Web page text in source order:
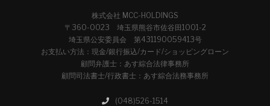
株式会社 MCC-HOLDINGS
〒360-0023 埼玉県熊谷市佐谷田1001-2
埼玉県公安委員会 第431190059413号
お支払い方法：現金/銀行振込/カード/ショッピングローン
顧問弁護士：あす綜合法律事務所
顧問司法書士/行政書士：あす綜合法務事務所
(048)526-1514